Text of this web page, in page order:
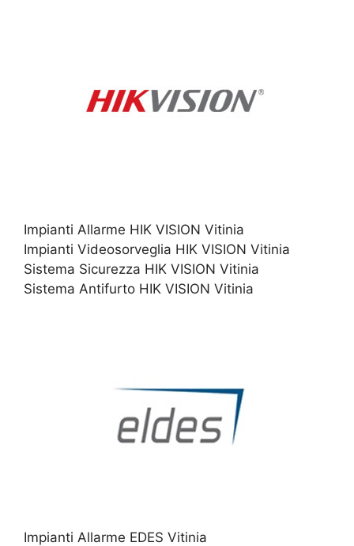
Impianti Allarme HIK VISION Vitinia
Impianti Videosorveglia HIK VISION Vitinia
Sistema Sicurezza HIK VISION Vitinia
Sistema Antifurto HIK VISION Vitinia
Impianti Allarme EDES Vitinia